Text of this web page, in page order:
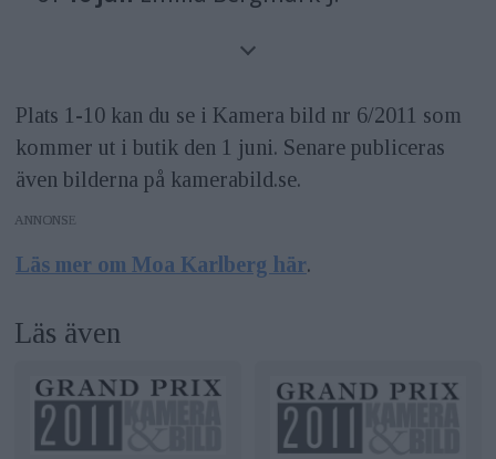
Tomas Monka
0310 marsSara Mac Key&nbsp; &nbsp;
0412 aprilJohn Hallmén
0512 maj
Björn&nbsp;Lindberg
0712 juli
089 augMartin von Krogh
Plats 1-10 kan du se i Kamera bild nr 6/2011 som
kommer ut i butik den 1 juni. Senare publiceras
även bilderna på kamerabild.se.
ANNONS
Läs mer om Moa Karlberg här.
Läs även